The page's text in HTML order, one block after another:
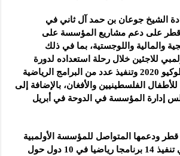
الشيخ جوعان بن حمد آل ثاني في
قطر على دعم مشاريع المؤسسة على
والمالية واللوجستية، بما في ذلك
للاجئين خلال رحلة استعداده لدورة
الألعاب الأولمبية – طوكيو 2020 وتنفيذ عدد من البرامج الرياضية
الفلسطينيين والأفغان، بالإضافة إلى
إدارة المؤسسة في الدوحة في أبريل
ودعمها المتواصل للمؤسسة الأولمبية
للاجئين دورا مهما في تنفيذ 14 برنامجا رياضيا في 10 دول حول